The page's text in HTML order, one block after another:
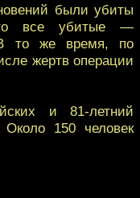
были убиты
все убитые —
В то же время, по
жертв операции
и 81-летний
150 человек